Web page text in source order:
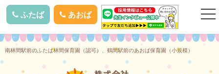
ふたば あおば
南林間駅前のふたば林間保育園（認可）、鶴間駅前のあおば保育園（小規模）